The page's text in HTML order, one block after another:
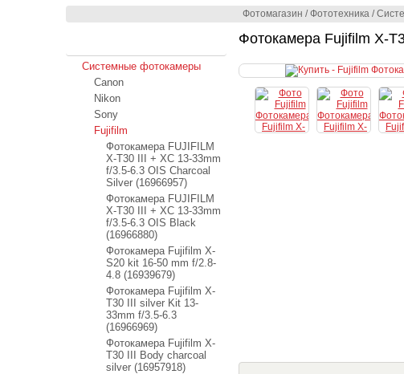
Фотомагазин /Фототехника /
Фотокамера Fujifilm X-
Системные фотокамеры
Canon
Nikon
Sony
Fujifilm
Фотокамера FUJIFILM
X-T30 III + XC 13-33mm
f/3.5-6.3 OIS Charcoal
Silver (16966957)
Фотокамера FUJIFILM
X-T30 III + XC 13-33mm
f/3.5-6.3 OIS Black
(16966880)
Фотокамера Fujifilm X-
S20 kit 16-50 mm f/2.8-
4.8 (16939679)
Фотокамера Fujifilm X-
T30 III silver Kit 13-
33mm f/3.5-6.3
(16966969)
Фотокамера Fujifilm X-
T30 III Body charcoal
silver (16957918)